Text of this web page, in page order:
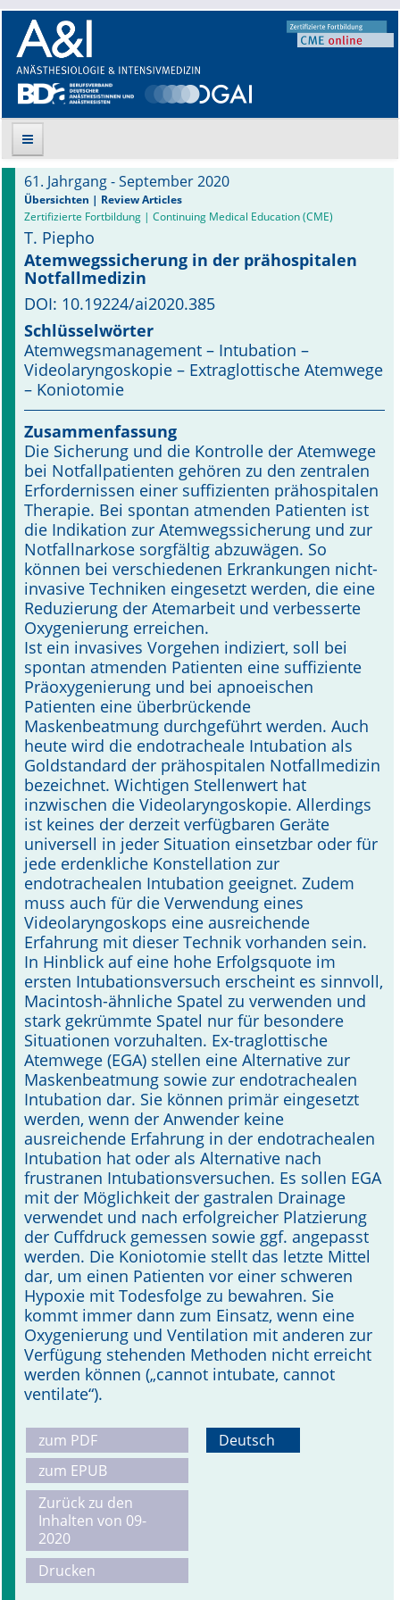
Suche
Aktuelle Ausgabe
Leitlinien
Supplements
Supplements OrphanAnesthesia
Online First
A&I English
Mediadaten
Autoren-Service
Bestell-Service
Stellenmarkt
Kongresskalender
61. Jahrgang - September 2020
Übersichten | Review Articles
Zertifizierte Fortbildung | Continuing Medical Education (CME)
T. Piepho
Atemwegssicherung in der prähospitalen
Notfallmedizin
DOI: 10.19224/ai2020.385
Schlüsselwörter
Atemwegsmanagement – Intubation –
Videolaryngoskopie – Extraglottische Atemwege
– Koniotomie
Zusammenfassung
Die Sicherung und die Kontrolle der Atemwege
bei Notfallpatienten gehören zu den zentralen
Erfordernissen einer suffizienten prähospitalen
Therapie. Bei spontan atmenden Patienten ist
die Indikation zur Atemwegssicherung und zur
Notfallnarkose sorgfältig abzuwägen. So
können bei verschiedenen Erkrankungen nicht-
invasive Techniken eingesetzt werden, die eine
Reduzierung der Atemarbeit und verbesserte
Oxygenierung erreichen.
Ist ein invasives Vorgehen indiziert, soll bei
spontan atmenden Patienten eine suffiziente
Präoxygenierung und bei apnoeischen
Patienten eine überbrückende
Maskenbeatmung durchgeführt werden. Auch
heute wird die endotracheale Intubation als
Goldstandard der prähospitalen Notfallmedizin
bezeichnet. Wichtigen Stellenwert hat
inzwischen die Videolaryngoskopie. Allerdings
ist keines der derzeit verfügbaren Geräte
universell in jeder Situation einsetzbar oder für
jede erdenkliche Konstellation zur
endotrachealen Intubation geeignet. Zudem
muss auch für die Verwendung eines
Videolaryngoskops eine ausreichende
Erfahrung mit dieser Technik vorhanden sein.
In Hinblick auf eine hohe Erfolgsquote im
ersten Intubationsversuch erscheint es sinnvoll,
Macintosh-ähnliche Spatel zu verwenden und
stark gekrümmte Spatel nur für besondere
Situationen vorzuhalten. Ex-traglottische
Atemwege (EGA) stellen eine Alternative zur
Maskenbeatmung sowie zur endotrachealen
Intubation dar. Sie können primär eingesetzt
werden, wenn der Anwender keine
ausreichende Erfahrung in der endotrachealen
Intubation hat oder als Alternative nach
frustranen Intubationsversuchen. Es sollen EGA
mit der Möglichkeit der gastralen Drainage
verwendet und nach erfolgreicher Platzierung
der Cuffdruck gemessen sowie ggf. angepasst
werden. Die Koniotomie stellt das letzte Mittel
dar, um einen Patienten vor einer schweren
Hypoxie mit Todesfolge zu bewahren. Sie
kommt immer dann zum Einsatz, wenn eine
Oxygenierung und Ventilation mit anderen zur
Verfügung stehenden Methoden nicht erreicht
werden können („cannot intubate, cannot
ventilate“).
zum PDF
zum EPUB
Zurück zu den
Inhalten von 09-
2020
Drucken
Deutsch